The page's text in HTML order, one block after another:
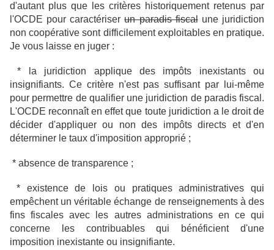
d'autant plus que les critères historiquement retenus par
l'OCDE pour caractériserun paradis fiscalune juridiction
non coopérative sont difficilement exploitables en pratique.
Je vous laisse en juger :
* la juridiction applique des impôts inexistants ou
insignifiants. Ce critère n'est pas suffisant par lui-même
pour permettre de qualifier une juridiction de paradis fiscal.
L'OCDE reconnaît en effet que toute juridiction a le droit de
décider d'appliquer ou non des impôts directs et d'en
déterminer le taux d'imposition approprié ;
* absence de transparence ;
* existence de lois ou pratiques administratives qui
empêchent un véritable échange de renseignements à des
fins fiscales avec les autres administrations en ce qui
concerne les contribuables qui bénéficient d'une
imposition inexistante ou insignifiante.